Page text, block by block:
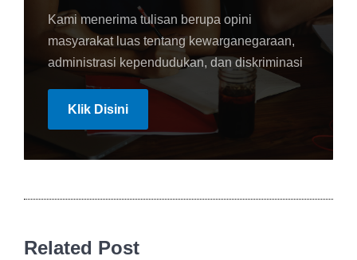
Kami menerima tulisan berupa opini
masyarakat luas tentang kewarganegaraan,
administrasi kependudukan, dan diskriminasi
Klik Disini
Related Post